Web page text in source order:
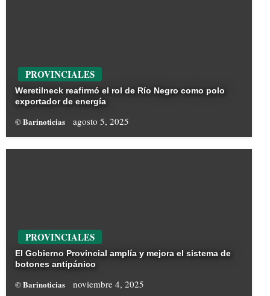
PROVINCIALES
Weretilneck reafirmó el rol de Río Negro como polo
exportador de energía
© Barinoticias agosto 5, 2025
PROVINCIALES
El Gobierno Provincial amplía y mejora el sistema de
botones antipánico
© Barinoticias noviembre 4, 2025